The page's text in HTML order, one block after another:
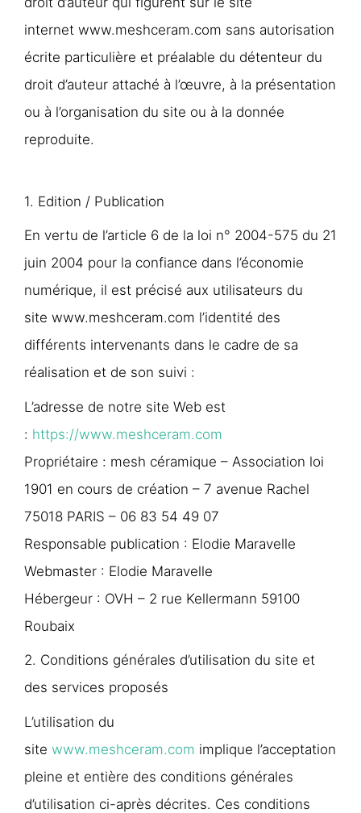
internet www.meshceram.com sans autorisation
écrite particulière et préalable du détenteur du
droit d’auteur attaché à l’œuvre, à la présentation
ou à l’organisation du site ou à la donnée
reproduite.
1. Edition / Publication
En vertu de l’article 6 de la loi n° 2004-575 du 21
juin 2004 pour la confiance dans l’économie
numérique, il est précisé aux utilisateurs du
site www.meshceram.com l’identité des
différents intervenants dans le cadre de sa
réalisation et de son suivi :
L’adresse de notre site Web est
: https://www.meshceram.com
Propriétaire : mesh céramique – Association loi
1901 en cours de création – 7 avenue Rachel
75018 PARIS – 06 83 54 49 07
Responsable publication : Elodie Maravelle
Webmaster : Elodie Maravelle
Hébergeur : OVH – 2 rue Kellermann 59100
Roubaix
2. Conditions générales d’utilisation du site et
des services proposés
L’utilisation du
site www.meshceram.com implique l’acceptation
pleine et entière des conditions générales
d’utilisation ci-après décrites. Ces conditions